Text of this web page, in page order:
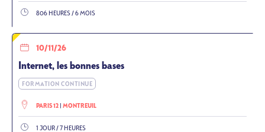
806 HEURES / 6 MOIS
10/11/26
Internet, les bonnes bases
FORMATION CONTINUE
PARIS 12 MONTREUIL
1 JOUR / 7 HEURES